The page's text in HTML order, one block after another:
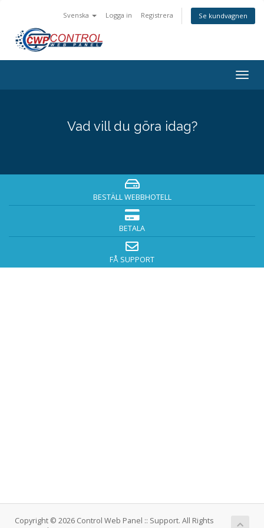
Svenska Logga in Registrera Se kundvagnen
Vad vill du göra idag?
BESTÄLL WEBBHOTELL
BETALA
FÅ SUPPORT
Copyright © 2026 Control Web Panel :: Support. All Rights